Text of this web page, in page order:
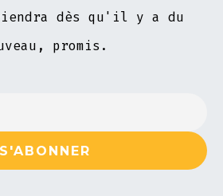
dès qu'il y a du
promis.